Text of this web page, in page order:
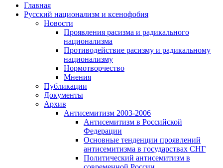
Главная
Русский национализм и ксенофобия
Новости
Проявления расизма и радикального
национализма
Противодействие расизму и радикальному
национализму
Нормотворчество
Мнения
Публикации
Документы
Архив
Антисемитизм 2003-2006
Антисемитизм в Российской
Федерации
Основные тенденции проявлений
антисемитизма в государствах СНГ
Политический антисемитизм в